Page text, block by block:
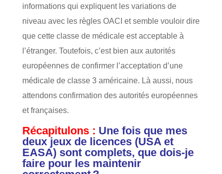
informations qui expliquent les variations de
niveau avec les règles OACI et semble vouloir dire
que cette classe de médicale est acceptable à
l’étranger. Toutefois, c’est bien aux autorités
européennes de confirmer l’acceptation d’une
médicale de classe 3 américaine. Là aussi, nous
attendons confirmation des autorités européennes
et françaises.
Récapitulons : Une fois que mes
deux jeux de licences (USA et
EASA) sont complets, que dois-je
faire pour les maintenir